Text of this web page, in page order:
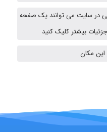
ehtesham
در سایت می توانند یک صفحه
بیشتر کلیک کنید
این مکان